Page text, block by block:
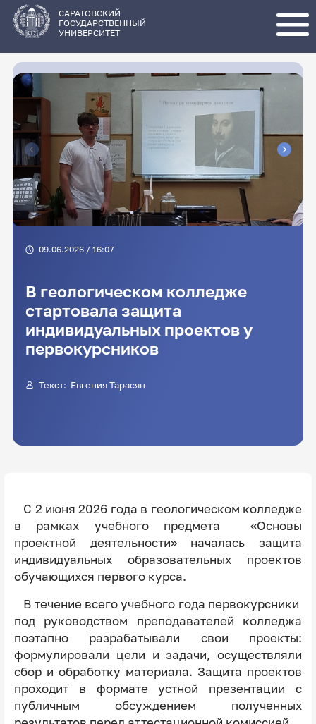
основному
содержанию
САРАТОВСКИЙ
ГОСУДАРСТВЕННЫЙ
УНИВЕРСИТЕТ
09.06.2026 / 16:07
В геологическом колледже
стартовала защита
индивидуальных проектов у
первокурсников
Текст: Евгения Тарасян
С 2 июня 2026 года в геологическом колледже
в рамках учебного предмета «Основы
проектной деятельности» началась защита
индивидуальных образовательных проектов
обучающихся первого курса.
В течение всего учебного года первокурсники
под руководством преподавателей колледжа
поэтапно разрабатывали свои проекты:
формулировали цели и задачи, осуществляли
сбор и обработку материала. Защита проектов
проходит в формате устной презентации с
публичным обсуждением полученных